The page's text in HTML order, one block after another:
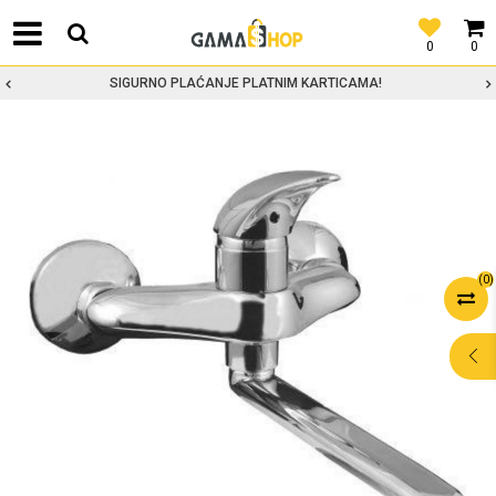
0
0
SIGURNO PLAĆANJE PLATNIM KARTICAMA!
(0)
POMOĆ PRI
KUPOVINI